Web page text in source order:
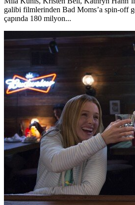
galibi filmlerinden Bad Moms’a spin-off
çapında 180 milyon...